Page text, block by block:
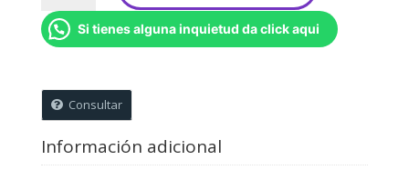
para
Hombre
cantidad
Si tienes alguna inquietud da click aqui
Consultar
Información adicional